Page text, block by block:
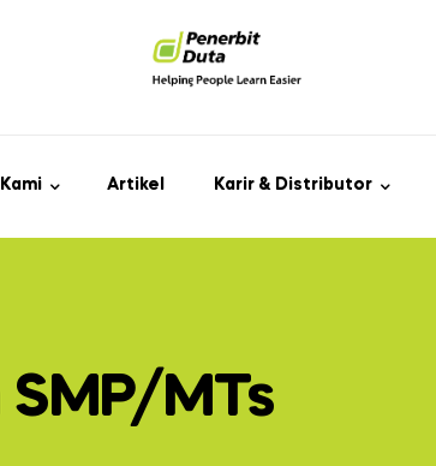
Artikel Karir & Distributor
SMP/MTs